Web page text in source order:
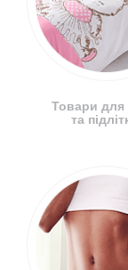
Товари для
та